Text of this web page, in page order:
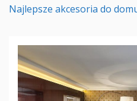
Najlepsze akcesoria do